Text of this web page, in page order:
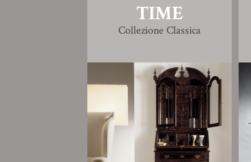
TIME
Collezione Classica